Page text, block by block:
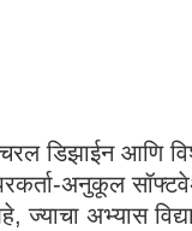
डिझाईन आणि
अनुकूल
अभ्यास